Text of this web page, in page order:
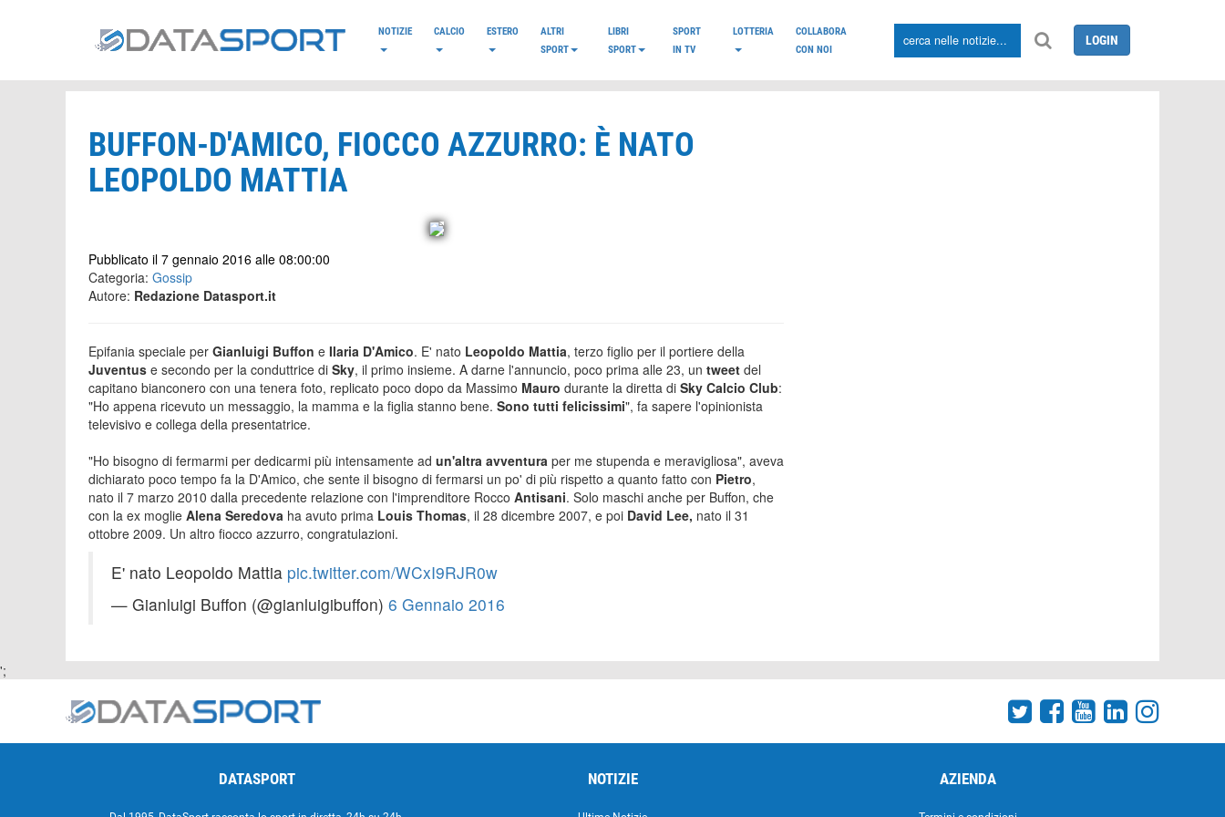
NOTIZIE CALCIO ESTERO
ALTRI
SPORT
LIBRI
SPORT
SPORT
IN TV
LOTTERIA
COLLABORA
CON NOI
LOGIN
BUFFON-D'AMICO, FIOCCO AZZURRO: È NATO
LEOPOLDO MATTIA
Pubblicato il 7 gennaio 2016 alle 08:00:00
Categoria: Gossip
Autore: Redazione Datasport.it
Epifania speciale per Gianluigi Buffon e Ilaria D'Amico. E' nato Leopoldo Mattia, terzo figlio per il portiere della
Juventus e secondo per la conduttrice di Sky, il primo insieme. A darne l'annuncio, poco prima alle 23, un tweet del
capitano bianconero con una tenera foto, replicato poco dopo da Massimo Mauro durante la diretta di Sky Calcio Club:
"Ho appena ricevuto un messaggio, la mamma e la figlia stanno bene. Sono tutti felicissimi", fa sapere l'opinionista
televisivo e collega della presentatrice.
"Ho bisogno di fermarmi per dedicarmi più intensamente ad un'altra avventura per me stupenda e meravigliosa", aveva
dichiarato poco tempo fa la D'Amico, che sente il bisogno di fermarsi un po' di più rispetto a quanto fatto con Pietro,
nato il 7 marzo 2010 dalla precedente relazione con l'imprenditore Rocco Antisani. Solo maschi anche per Buffon, che
con la ex moglie Alena Seredova ha avuto prima Louis Thomas, il 28 dicembre 2007, e poi David Lee, nato il 31
ottobre 2009. Un altro fiocco azzurro, congratulazioni.
E' nato Leopoldo Mattia pic.twitter.com/WCxI9RJR0w
— Gianluigi Buffon (@gianluigibuffon) 6 Gennaio 2016
';
DATASPORT NOTIZIE AZIENDA